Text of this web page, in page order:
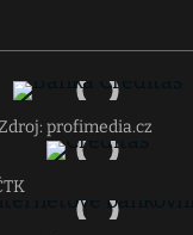
profimedia.cz